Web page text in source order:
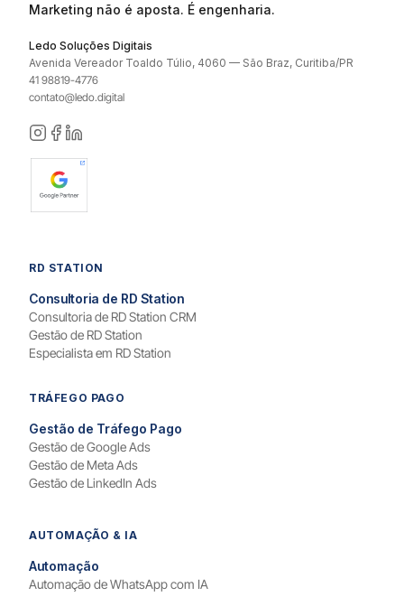
Marketing não é aposta. É engenharia.
Ledo Soluções Digitais
Avenida Vereador Toaldo Túlio, 4060 — São Braz, Curitiba/PR
41 98819-4776
contato@ledo.digital
RD STATION
Consultoria de RD Station
Consultoria de RD Station CRM
Gestão de RD Station
Especialista em RD Station
TRÁFEGO PAGO
Gestão de Tráfego Pago
Gestão de Google Ads
Gestão de Meta Ads
Gestão de LinkedIn Ads
AUTOMAÇÃO & IA
Automação
Automação de WhatsApp com IA